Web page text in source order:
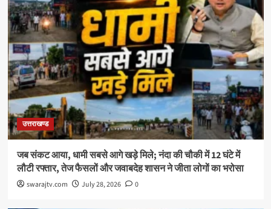
उत्तराखण्ड
जब संकट आया, धामी सबसे आगे खड़े मिले; नंदा की चौकी में 12 घंटे में
लौटी रफ्तार, तेज फैसलों और जवाबदेह शासन ने जीता लोगों का भरोसा
swarajtv.com July 28, 2026 0